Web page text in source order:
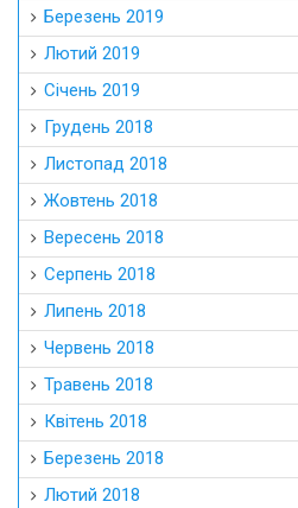
Березень 2019
Лютий 2019
Січень 2019
Грудень 2018
Листопад 2018
Жовтень 2018
Вересень 2018
Серпень 2018
Липень 2018
Червень 2018
Травень 2018
Квітень 2018
Березень 2018
Лютий 2018